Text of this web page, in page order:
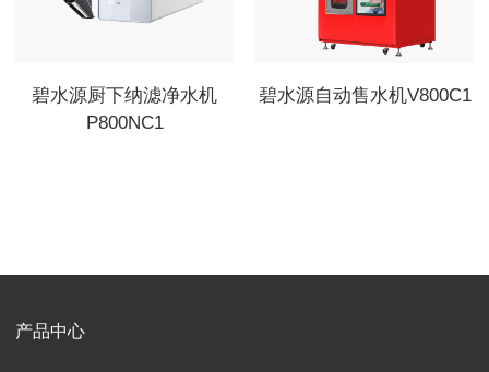
碧水源厨下纳滤净水机
P800NC1
碧水源自动售水机V800C1
产品中心